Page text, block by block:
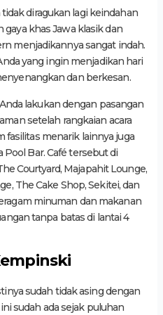
diragukan lagi keindahan
khas Jawa klasik dan
menjadikannya sangat indah.
yang ingin menjadikan hari
dan berkesan.
lakukan dengan pasangan
setelah rangkaian acara
fasilitas menarik lainnya juga
Pool Bar. Café tersebut di
Courtyard, Majapahit Lounge,
The Cake Shop, Sekitei, dan
minuman dan makanan
tanpa batas di lantai 4
sudah tidak asing dengan
sudah ada sejak puluhan